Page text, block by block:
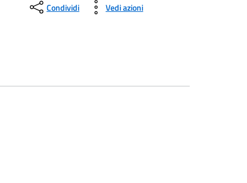
Condividi Vedi azioni